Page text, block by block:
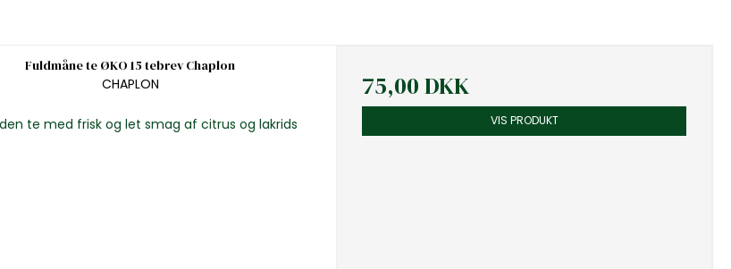
Fuldmåne te ØKO 15 tebrev Chaplon
CHAPLON
te med frisk og let smag af citrus og lakrids
75,00 DKK
VIS PRODUKT